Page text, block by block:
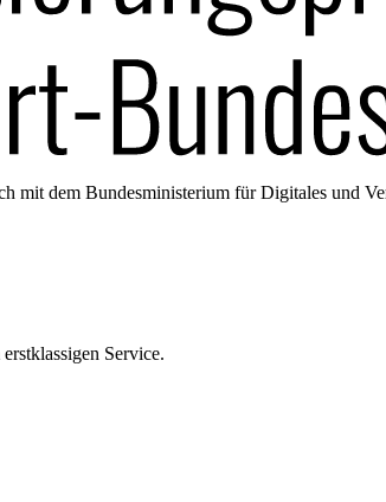
dem Bundesministerium für Digitales und
Service.